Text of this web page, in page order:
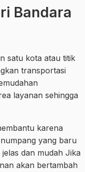
Bandara
satu kota atau titik
transportasi
layanan sehingga
karena
yang baru
dan mudah Jika
akan bertambah